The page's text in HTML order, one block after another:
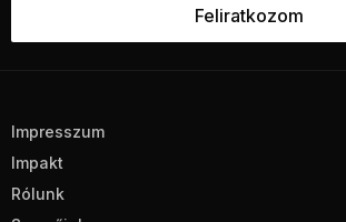
Impresszum
Impakt
Rólunk